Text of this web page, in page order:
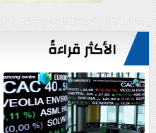
الأكثر قراءةً